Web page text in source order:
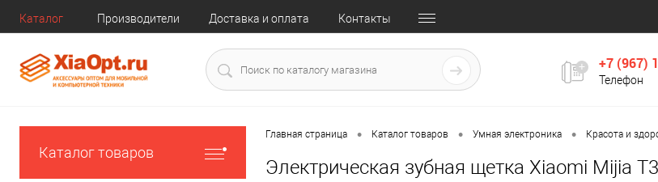
Каталог Производители Доставка и оплата Контакты
+7 (967)
Телефон
Каталог товаров
Главная страница • Каталог товаров • Умная электроника • Красота и
Электрическая зубная щетка Xiaomi Mijia